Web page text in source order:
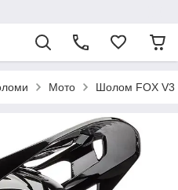
Мото Шолом FOX V3